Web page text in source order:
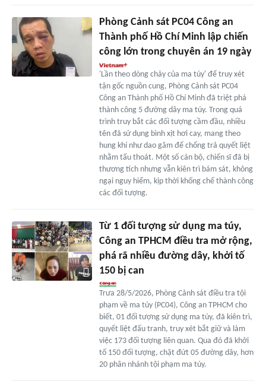
Phòng Cảnh sát PC04 Công an
Thành phố Hồ Chí Minh lập chiến
công lớn trong chuyên án 19 ngày
'Lần theo dòng chảy của ma túy' để truy xét
tận gốc nguồn cung, Phòng Cảnh sát PC04
Công an Thành phố Hồ Chí Minh đã triệt phá
thành công 5 đường dây ma túy. Trong quá
trình truy bắt các đối tượng cầm đầu, nhiều
tên đã sử dụng bình xịt hơi cay, mang theo
hung khí như dao găm để chống trả quyết liệt
nhằm tẩu thoát. Một số cán bộ, chiến sĩ đã bị
thương tích nhưng vẫn kiên trì bám sát, không
ngại nguy hiểm, kịp thời khống chế thành công
các đối tượng.
Từ 1 đối tượng sử dụng ma túy,
Công an TPHCM điều tra mở rộng,
phá rã nhiều đường dây, khởi tố
150 bị can
Trưa 28/5/2026, Phòng Cảnh sát điều tra tội
phạm về ma túy (PC04), Công an TPHCM cho
biết, 01 đối tượng sử dụng ma túy, đã kiên trì,
quyết liệt đấu tranh, truy xét bắt giữ và làm
việc 173 đối tượng liên quan. Qua đó đã khởi
tố 150 đối tượng, chặt đứt 05 đường dây, hơn
20 phân nhánh tội phạm ma túy.